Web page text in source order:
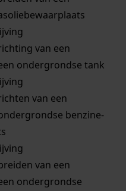
van een
ondergrondse tank
van een
benzine-
van een
ondergrondse